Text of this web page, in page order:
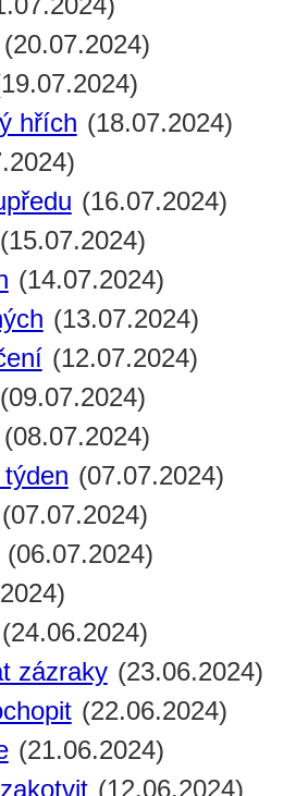
(20.07.2024)
hřích (18.07.2024)
(16.07.2024)
(15.07.2024)
(14.07.2024)
(13.07.2024)
(12.07.2024)
(09.07.2024)
(08.07.2024)
(07.07.2024)
(07.07.2024)
(06.07.2024)
(24.06.2024)
zázraky (23.06.2024)
(22.06.2024)
(21.06.2024)
(12.06.2024)